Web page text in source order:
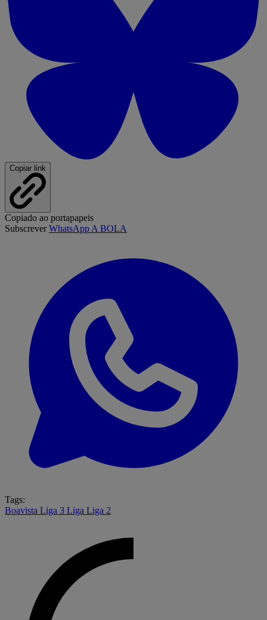
Copiar link
Copiado ao portapapeis
SubscreverWhatsApp A BOLA
Tags:
Boavista Liga 3 Liga Liga 2